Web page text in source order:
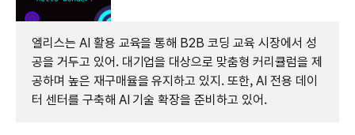
엘리스는 AI 활용 교육을 통해 B2B 코딩 교육 시장에서 성
공을 거두고 있어. 대기업을 대상으로 맞춤형 커리큘럼을 제
공하며 높은 재구매율을 유지하고 있지. 또한, AI 전용 데이
터 센터를 구축해 AI 기술 확장을 준비하고 있어.